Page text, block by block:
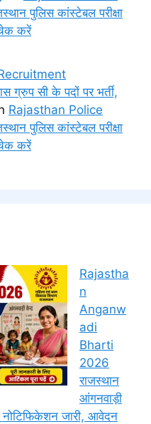
पुलिस कांस्टेबल परीक्षा
करें
ग्रुप सी के पदों पर भर्ती,
Rajasthan Police
पुलिस कांस्टेबल परीक्षा
करें
Rajastha
n
Anganw
adi
Bharti
2026
राजस्थान
आंगनवाड़ी
नोटिफिकेशन जारी, आवेदन